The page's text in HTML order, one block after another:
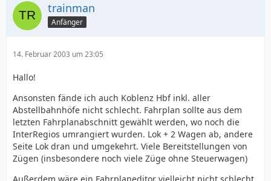
trainman
Anfänger
14. Februar 2003 um 23:05
Hallo!
Ansonsten fände ich auch Koblenz Hbf inkl. aller
Abstellbahnhöfe nicht schlecht. Fahrplan sollte aus dem
letzten Fahrplanabschnitt gewählt werden, wo noch die
InterRegios umrangiert wurden. Lok + 2 Wagen ab, andere
Seite Lok dran und umgekehrt. Viele Bereitstellungen von
Zügen (insbesondere noch viele Züge ohne Steuerwagen)